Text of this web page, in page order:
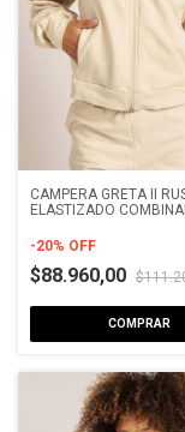
CAMPERA GRETA II
ELASTIZADO
-20% OFF
$88.960,00
COMPRAR